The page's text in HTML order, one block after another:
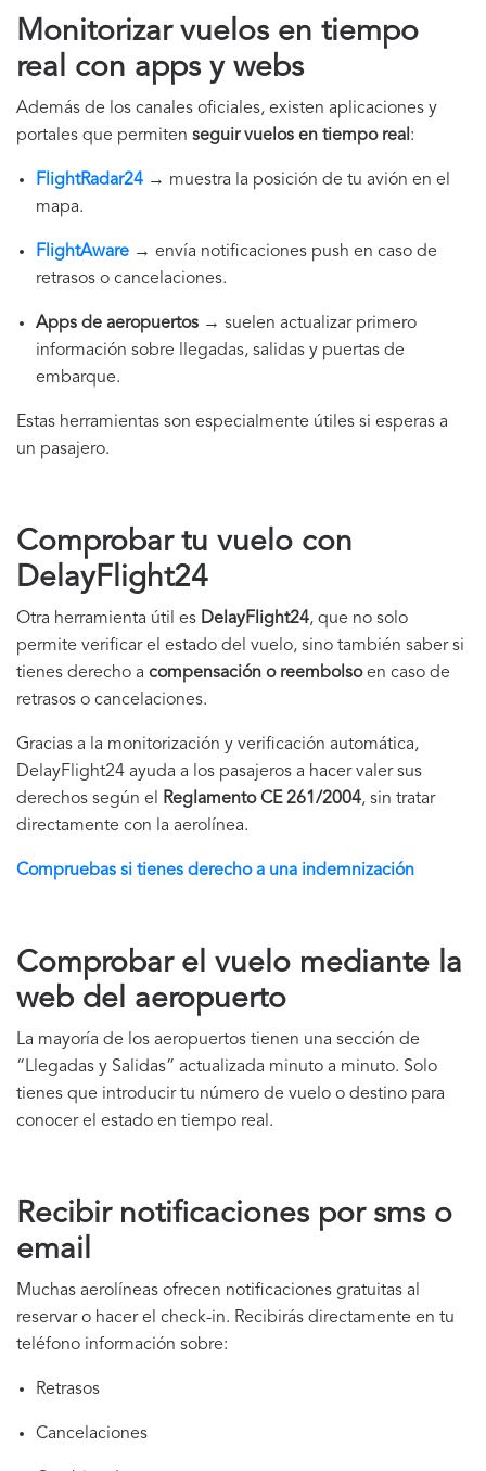
Monitorizar vuelos en tiempo
real con apps y webs
Además de los canales oficiales, existen aplicaciones y
portales que permiten seguir vuelos en tiempo real :
FlightRadar24 → muestra la posición de tu avión en el
mapa.
FlightAware → envía notificaciones push en caso de
retrasos o cancelaciones.
Apps de aeropuertos → suelen actualizar primero
información sobre llegadas, salidas y puertas de
embarque.
Estas herramientas son especialmente útiles si esperas a
un pasajero.
Comprobar tu vuelo con
DelayFlight24
Otra herramienta útil es DelayFlight24, que no solo
permite verificar el estado del vuelo, sino también saber si
tienes derecho a compensación o reembolsoen caso de
retrasos o cancelaciones.
Gracias a la monitorización y verificación automática,
DelayFlight24 ayuda a los pasajeros a hacer valer sus
derechos según el
Reglamento CE 261/2004, sin tratar
directamente con la aerolínea.
Compruebas si tienes derecho a una indemnización
Comprobar el vuelo mediante la
web del aeropuerto
La mayoría de los aeropuertos tienen una sección de
“Llegadas y Salidas” actualizada minuto a minuto. Solo
tienes que introducir tu número de vuelo o destino para
conocer el estado en tiempo real.
Recibir notificaciones por sms o
email
Muchas aerolíneas ofrecen notificaciones gratuitas al
reservar o hacer el check-in. Recibirás directamente en tu
teléfono información sobre:
Retrasos
Cancelaciones